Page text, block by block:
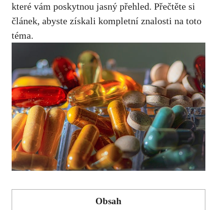
které vám poskytnou jasný přehled. Přečtěte si
článek, abyste získali kompletní znalosti na toto
téma.
Obsah